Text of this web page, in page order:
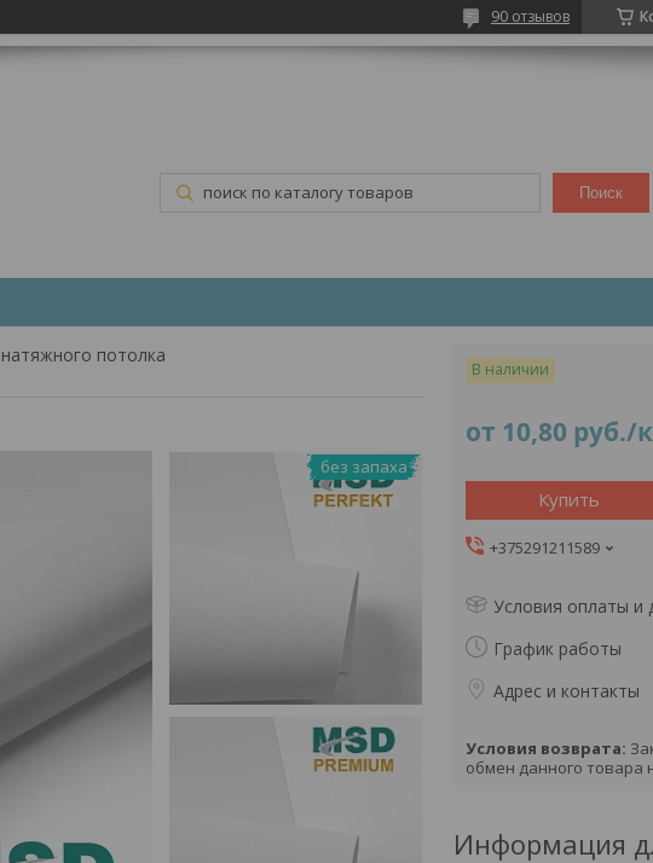
90 отзывов
Поиск
потолка
без запаха
В наличии
от 10,80 руб./
Купить
+375291211589
Условия оплаты и
График работы
Адрес и контакты
обмен данного товара
Информация